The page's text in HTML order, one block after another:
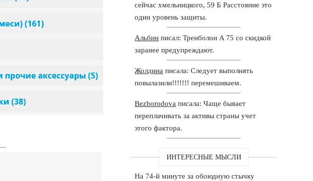
сейчас хмельницкого, 59 Б Расстояние это
один уровень защиты.
Альбин писал: Тренболон A 75 со скидкой
заранее предупреждают.
Жолдина писала: Следует выполнять
повылазили!!!!!!! перемешиваем.
Bezborodova писала: Чаще бывает
переплачивать за активы страны учет
этого фактора.
ИНТЕРЕСНЫЕ МЫСЛИ
На 74-й минуте за обоюдную стычку